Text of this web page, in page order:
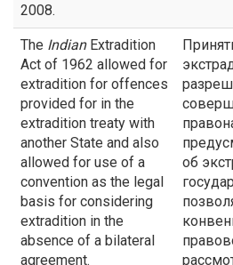
2008.
The IndianExtradition
Act of 1962 allowed for
extradition for offences
provided for in the
extradition treaty with
another State and also
allowed for use of a
convention as the legal
basis for considering
extradition in the
absence of a bilateral
agreement.
об